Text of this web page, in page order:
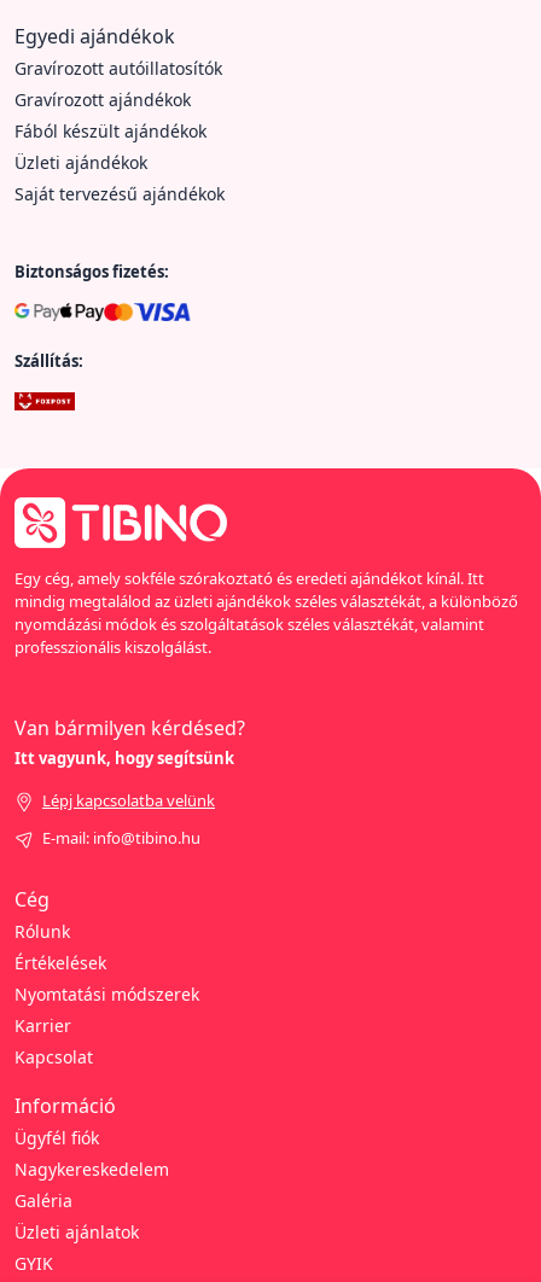
Egyedi ajándékok
Gravírozott autóillatosítók
Gravírozott ajándékok
Fából készült ajándékok
Üzleti ajándékok
Saját tervezésű ajándékok
Biztonságos fizetés:
Szállítás:
Egy cég, amely sokféle szórakoztató és eredeti ajándékot kínál. Itt
mindig megtalálod az üzleti ajándékok széles választékát, a különböző
nyomdázási módok és szolgáltatások széles választékát, valamint
professzionális kiszolgálást.
Cég
Rólunk
Értékelések
Nyomtatási módszerek
Karrier
Kapcsolat
Információ
Ügyfél fiók
Nagykereskedelem
Galéria
Üzleti ajánlatok
GYIK
Van bármilyen kérdésed?
Itt vagyunk, hogy segítsünk
Lépj kapcsolatba velünk
E-mail: info@tibino.hu